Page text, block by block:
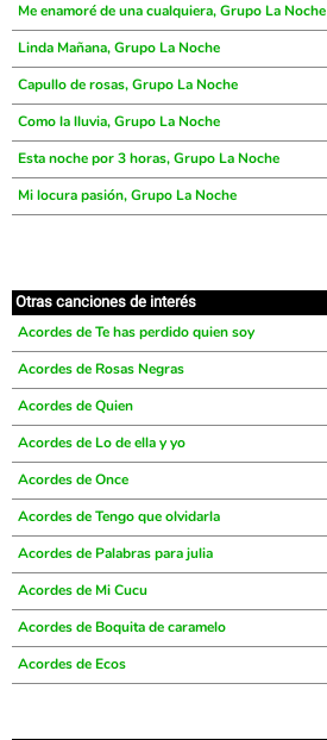
Me enamoré de una cualquiera, Grupo La Noche
Linda Mañana, Grupo La Noche
Capullo de rosas, Grupo La Noche
Como la lluvia, Grupo La Noche
Esta noche por 3 horas, Grupo La Noche
Mi locura pasión, Grupo La Noche
Otras canciones de interés
Acordes de Te has perdido quien soy
Acordes de Rosas Negras
Acordes de Quien
Acordes de Lo de ella y yo
Acordes de Once
Acordes de Tengo que olvidarla
Acordes de Palabras para julia
Acordes de Mi Cucu
Acordes de Boquita de caramelo
Acordes de Ecos